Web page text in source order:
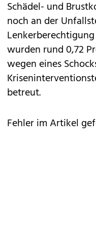
Schädel- und
noch an der
wurden rund 0,72
wegen eines
betreut.
Fehler im Artikel